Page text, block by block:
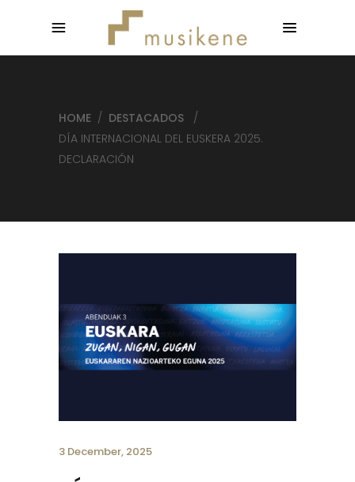
HOME / DESTACADOS
/
DÍA INTERNACIONAL DEL EUSKERA 2025.
DECLARACIÓN
3 December, 2025